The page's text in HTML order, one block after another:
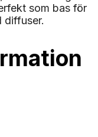
som bas för
diffuser.